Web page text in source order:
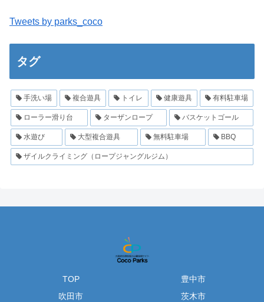
Tweets by parks_coco
タグ
手洗い場 複合遊具 トイレ 健康遊具 有料駐車場
ローラー滑り台 ターザンロープ バスケットゴール
水遊び 大型複合遊具 無料駐車場 BBQ
ザイルクライミング（ロープジャングルジム）
TOP
豊中市
吹田市
茨木市